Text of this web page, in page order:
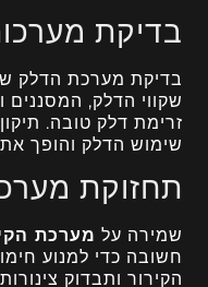
בדיקת
בדיקת מערכת הדלק
שקווי הדלק, המסננים
זרימת דלק טובה.
שימוש הדלק והופך
תחזוקת
שמירה על מערכת
חשובה כדי למנוע
הקירור ותבדוק